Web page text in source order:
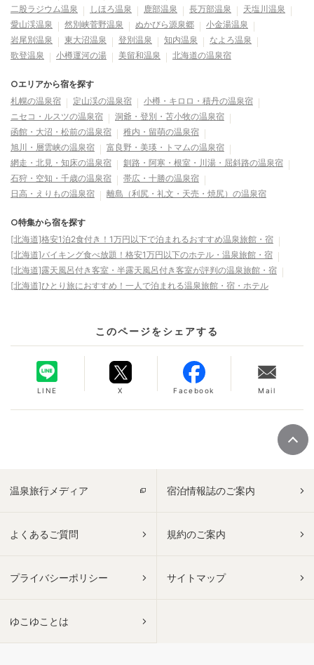
二股ラジウム温泉
しほろ温泉 鹿部温泉 長万部温泉
天塩川温泉
愛山渓温泉
然別峡菅野温泉 ぬかびら源泉郷
小金湯温泉
岩尾別温泉
東大沼温泉 登別温泉 知内温泉
なよろ温泉
歌登温泉
小樽運河の湯 美留和温泉 北海道の温泉宿
○エリアから宿を探す
札幌の温泉宿
定山渓の温泉宿
小樽・キロロ・積丹の温泉宿
ニセコ・ルスツの温泉宿
洞爺・登別・苫小牧の温泉宿
函館・大沼・松前の温泉宿
稚内・留萌の温泉宿
旭川・層雲峡の温泉宿
富良野・美瑛・トマムの温泉宿
網走・北見・知床の温泉宿
釧路・阿寒・根室・川湯・屈斜路の温泉宿
石狩・空知・千歳の温泉宿
帯広・十勝の温泉宿
日高・えりもの温泉宿
離島（利尻・礼文・天売・焼尻）の温泉宿
○特集から宿を探す
[北海道]格安1泊2食付き！1万円以下で泊まれるおすすめ温泉旅館・宿
[北海道]バイキング食べ放題！格安1万円以下のホテル・温泉旅館・宿
[北海道]露天風呂付き客室・半露天風呂付き客室が評判の温泉旅館・宿
[北海道]ひとり旅におすすめ！一人で泊まれる温泉旅館・宿・ホテル
このページをシェアする
LINE X Facebook Mail
温泉旅行メディア 宿泊情報誌のご案内
よくあるご質問 規約のご案内
プライバシーポリシー サイトマップ
ゆこゆことは